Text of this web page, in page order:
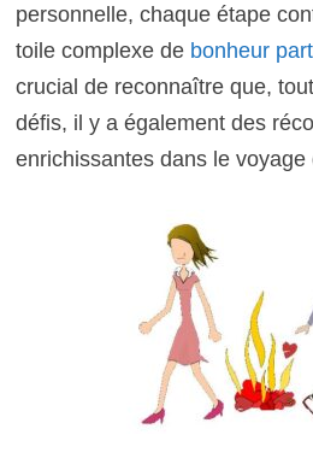
personnelle, chaque étape
toile complexe de bonheur
crucial de reconnaître que,
défis, il y a également des
enrichissantes dans le voyage